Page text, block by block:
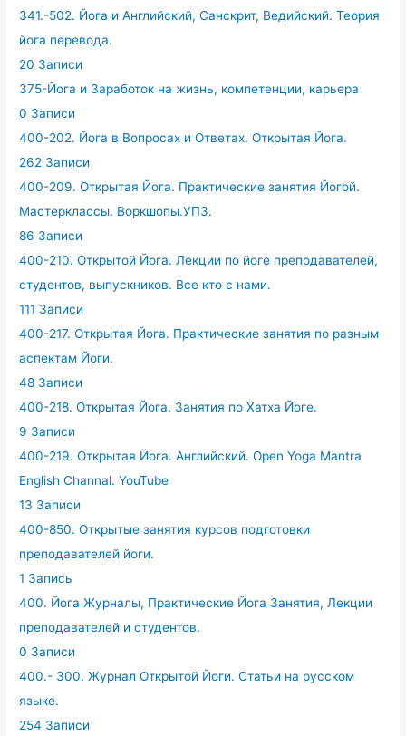
341.-502. Йога и Английский, Санскрит, Ведийский. Теория
йога перевода.
20 Записи
375-Йога и Заработок на жизнь, компетенции, карьера
0 Записи
400-202. Йога в Вопросах и Ответах. Открытая Йога.
262 Записи
400-209. Открытая Йога. Практические занятия Йогой.
Мастерклассы. Воркшопы.УПЗ.
86 Записи
400-210. Открытой Йога. Лекции по йоге преподавателей,
студентов, выпускников. Все кто с нами.
111 Записи
400-217. Открытая Йога. Практические занятия по разным
аспектам Йоги.
48 Записи
400-218. Открытая Йога. Занятия по Хатха Йоге.
9 Записи
400-219. Открытая Йога. Английский. Open Yoga Mantra
English Channal. YouTube
13 Записи
400-850. Открытые занятия курсов подготовки
преподавателей йоги.
1 Запись
400. Йога Журналы, Практические Йога Занятия, Лекции
преподавателей и студентов.
0 Записи
400.- 300. Журнал Открытой Йоги. Статьи на русском
языке.
254 Записи